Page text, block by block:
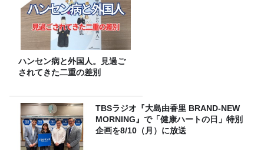
ハンセン病と外国人。見過ご
されてきた二重の差別
TBSラジオ『大島由香里 BRAND-NEW
MORNING』で「健康ハートの日」特別
企画を8/10（月）に放送